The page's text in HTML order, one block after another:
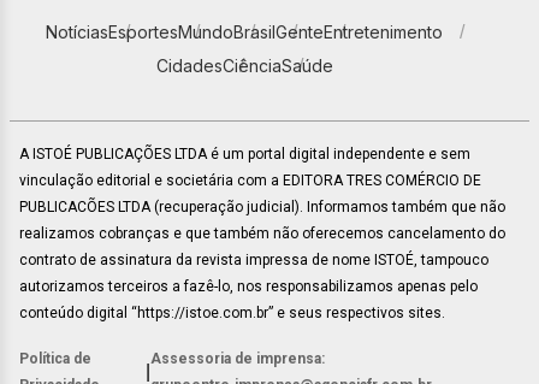
NotíciasEsportesMundoBrasilGenteEntretenimento
CidadesCiênciaSaúde
A ISTOÉ PUBLICAÇÕES LTDA é um portal digital independente e sem
vinculação editorial e societária com a EDITORA TRES COMÉRCIO DE
PUBLICACÕES LTDA (recuperação judicial). Informamos também que não
realizamos cobranças e que também não oferecemos cancelamento do
contrato de assinatura da revista impressa de nome ISTOÉ, tampouco
autorizamos terceiros a fazê-lo, nos responsabilizamos apenas pelo
conteúdo digital “https://istoe.com.br” e seus respectivos sites.
Política de
Assessoria de imprensa: